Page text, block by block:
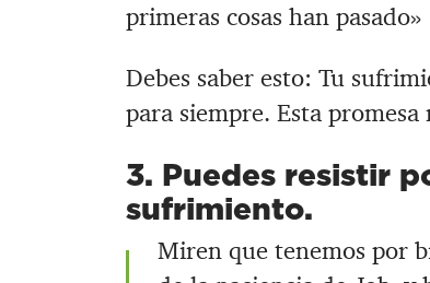
primeras cosas han pasado»
Debes saber esto: Tu
para siempre. Esta
3. Puedes resistir
sufrimiento.
Miren que tenemos por